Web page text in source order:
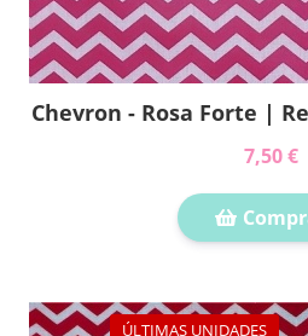
Chevron - Rosa Forte |
7,50 €
ÚLTIMAS UNIDADES